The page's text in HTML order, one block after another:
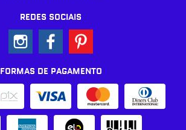
REDES SOCIAIS
FORMAS DE PAGAMENTO